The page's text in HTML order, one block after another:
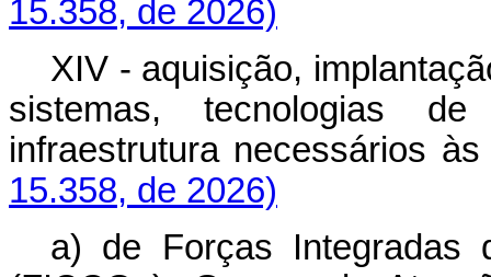
15.358, de 2026)
XIV - aquisição,
sistemas, tecnologias
infraestrutura
15.358, de 2026)
a) de Forças Integradas